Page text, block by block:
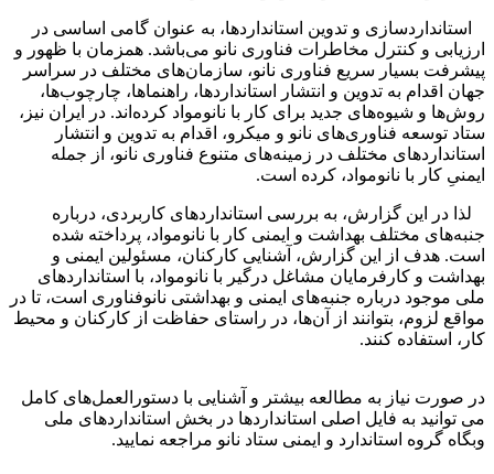
استانداردسازی و تدوین استانداردها، به عنوان گامی اساسی در
ارزیابی و کنترل مخاطرات فناوری نانو می‌باشد. همزمان با ظهور و
پیشرفت بسیار سریع فناوری نانو، سازمان‌های مختلف در سراسر
جهان اقدام به تدوین و انتشار استاندارد‌ها، راهنما‌ها، چارچوب‌ها،
روش‌ها و شیوه‌های جدید برای کار با نانومواد کرده‌اند. در ایران نیز،
ستاد توسعه فناوری‌های نانو و میکرو، اقدام به تدوین و انتشار
استانداردهای مختلف در زمینه‌های متنوع فناوری نانو، از جمله
ایمنیِ کار با نانومواد، کرده است.
لذا در این گزارش، به بررسی استانداردهای کاربردی، درباره
جنبه‌های مختلف بهداشت و ایمنی کار با نانومواد، پرداخته شده
است. هدف از این گزارش، آشنایی کارکنان، مسئولین ایمنی و
بهداشت و کارفرمایان مشاغل درگیر با نانومواد، با استانداردهای
ملی موجود درباره جنبه‌های ایمنی و بهداشتی نانوفناوری است، تا در
مواقع لزوم، بتوانند از آن‌ها، در راستای حفاظت از کارکنان و محیط
کار، استفاده کنند.
در صورت نیاز به مطالعه بیشتر و آشنایی با دستورالعمل‌های کامل
می توانید به فایل اصلی استانداردها در بخش استانداردهای ملی
وبگاه گروه استاندارد و ایمنی ستاد نانو مراجعه نمایید.